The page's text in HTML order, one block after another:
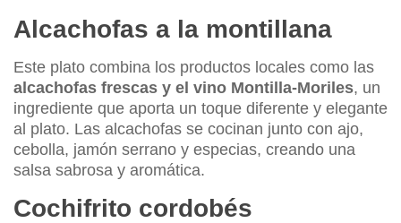
Alcachofas a la montillana
Este plato combina los productos locales como las
alcachofas frescas y el vino Montilla-Moriles, un
ingrediente que aporta un toque diferente y elegante
al plato. Las alcachofas se cocinan junto con ajo,
cebolla, jamón serrano y especias, creando una
salsa sabrosa y aromática.
Cochifrito cordobés